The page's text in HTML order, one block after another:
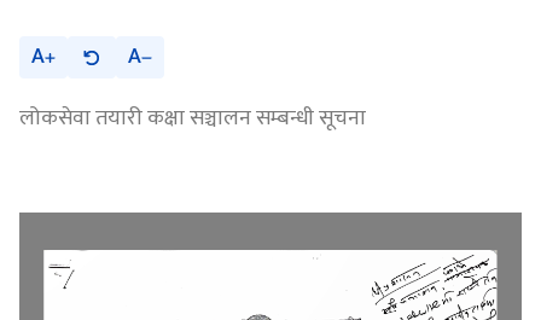
A
A
लोकसेवा तयारी कक्षा सञ्चालन सम्बन्धी सूचना